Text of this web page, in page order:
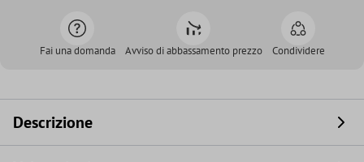
Fai una domanda Avviso di abbassamento prezzo Condividere
Descrizione